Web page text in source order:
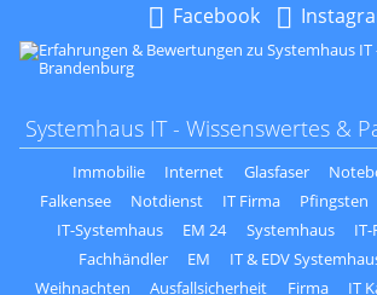
überspringen
Facebook
Systemhaus IT - Wissenswertes &
Immobilie Internet Glasfaser
Falkensee
Notdienst IT Firma Pfingsten
IT-Systemhaus
EM 24 Systemhaus
Fachhändler
EM IT & EDV
Weihnachten
Ausfallsicherheit Firma IT